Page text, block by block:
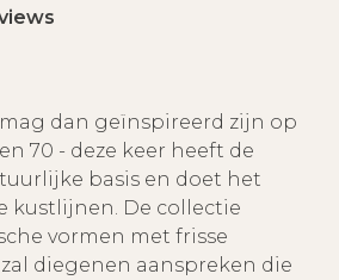
dan geïnspireerd zijn op
70 - deze keer heeft de
basis en doet het
kustlijnen. De collectie
vormen met frisse
diegenen aanspreken die